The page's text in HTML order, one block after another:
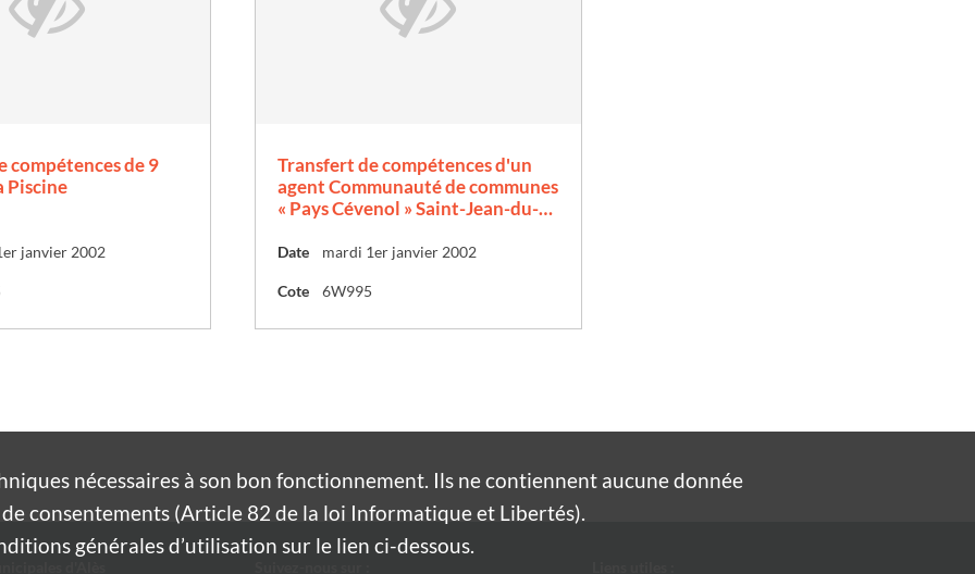
compétences de 9
Piscine
janvier 2002
Transfert de compétences d'un
agent Communauté de communes
« Pays Cévenol » Saint-Jean-du-…
Date mardi 1er janvier 2002
Cote 6W995
nécessaires à son bon fonctionnement. Ils ne contiennent aucune donnée
consentements (Article 82 de la loi Informatique et Libertés).
générales d’utilisation sur le lien ci-dessous.